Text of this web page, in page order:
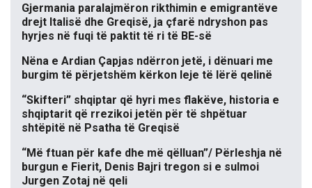
Gjermania paralajmëron rikthimin e emigrantëve
drejt Italisë dhe Greqisë, ja çfarë ndryshon pas
hyrjes në fuqi të paktit të ri të BE-së
Nëna e Ardian Çapjas ndërron jetë, i dënuari me
burgim të përjetshëm kërkon leje të lërë qelinë
“Skifteri” shqiptar që hyri mes flakëve, historia e
shqiptarit që rrezikoi jetën për të shpëtuar
shtëpitë në Psatha të Greqisë
“Më ftuan për kafe dhe më qëlluan”/ Përleshja në
burgun e Fierit, Denis Bajri tregon si e sulmoi
Jurgen Zotaj në qeli